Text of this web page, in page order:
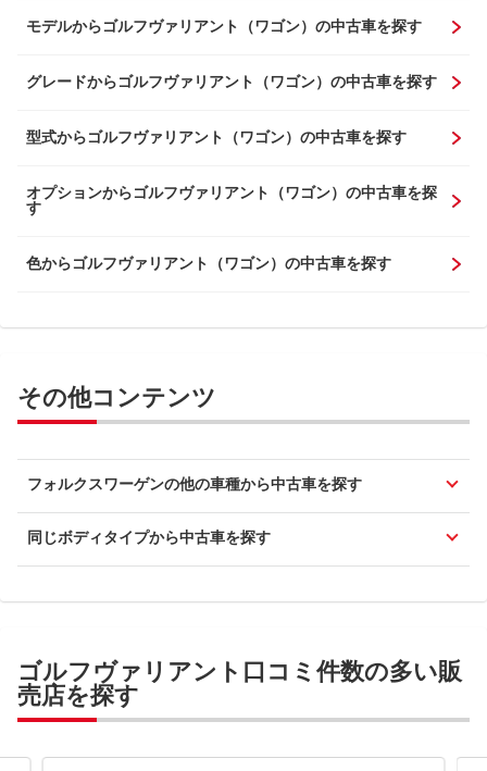
モデルからゴルフヴァリアント（ワゴン）の中古車を探す
グレードからゴルフヴァリアント（ワゴン）の中古車を探す
型式からゴルフヴァリアント（ワゴン）の中古車を探す
オプションからゴルフヴァリアント（ワゴン）の中古車を探
す
色からゴルフヴァリアント（ワゴン）の中古車を探す
その他コンテンツ
フォルクスワーゲンの他の車種から中古車を探す
同じボディタイプから中古車を探す
ゴルフヴァリアント口コミ件数の多い販
売店を探す